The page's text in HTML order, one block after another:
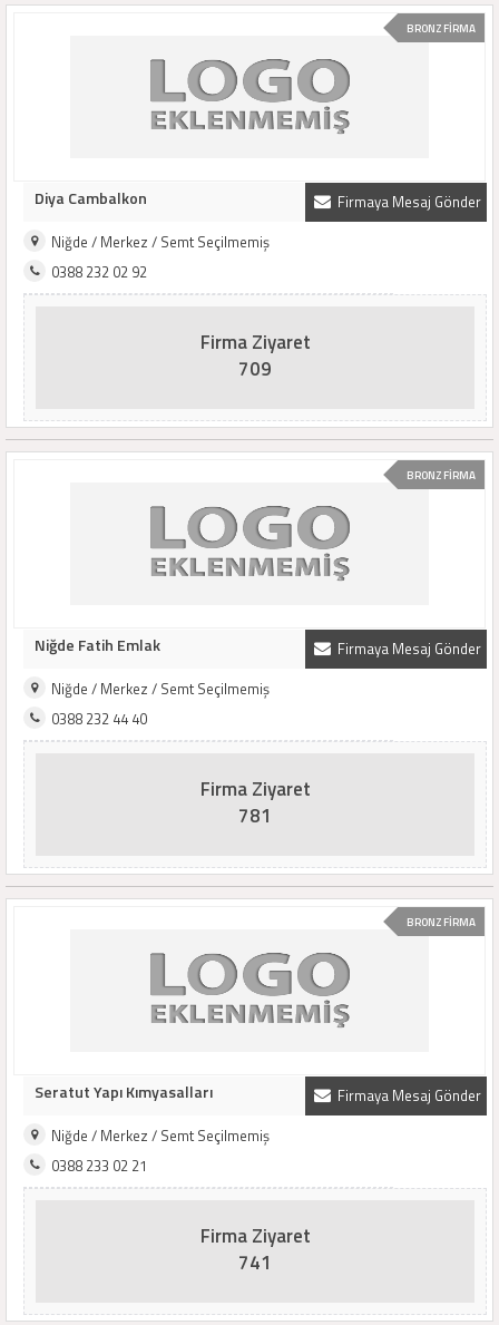
BRONZ FİRMA
Firmaya Mesaj Gönder
Diya Cambalkon
Niğde / Merkez / Semt Seçilmemiş
0388 232 02 92
Firma Ziyaret
709
BRONZ FİRMA
Firmaya Mesaj Gönder
Niğde Fatih Emlak
Niğde / Merkez / Semt Seçilmemiş
0388 232 44 40
Firma Ziyaret
781
BRONZ FİRMA
Firmaya Mesaj Gönder
Seratut Yapı Kımyasalları
Niğde / Merkez / Semt Seçilmemiş
0388 233 02 21
Firma Ziyaret
741